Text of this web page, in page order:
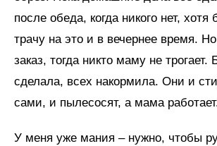
после обеда, когда никого нет,
трачу на это и в вечернее время.
заказ, тогда никто маму не трогает.
сделала, всех накормила. Они и
сами, и пылесосят, а мама
У меня уже мания – нужно, чтобы